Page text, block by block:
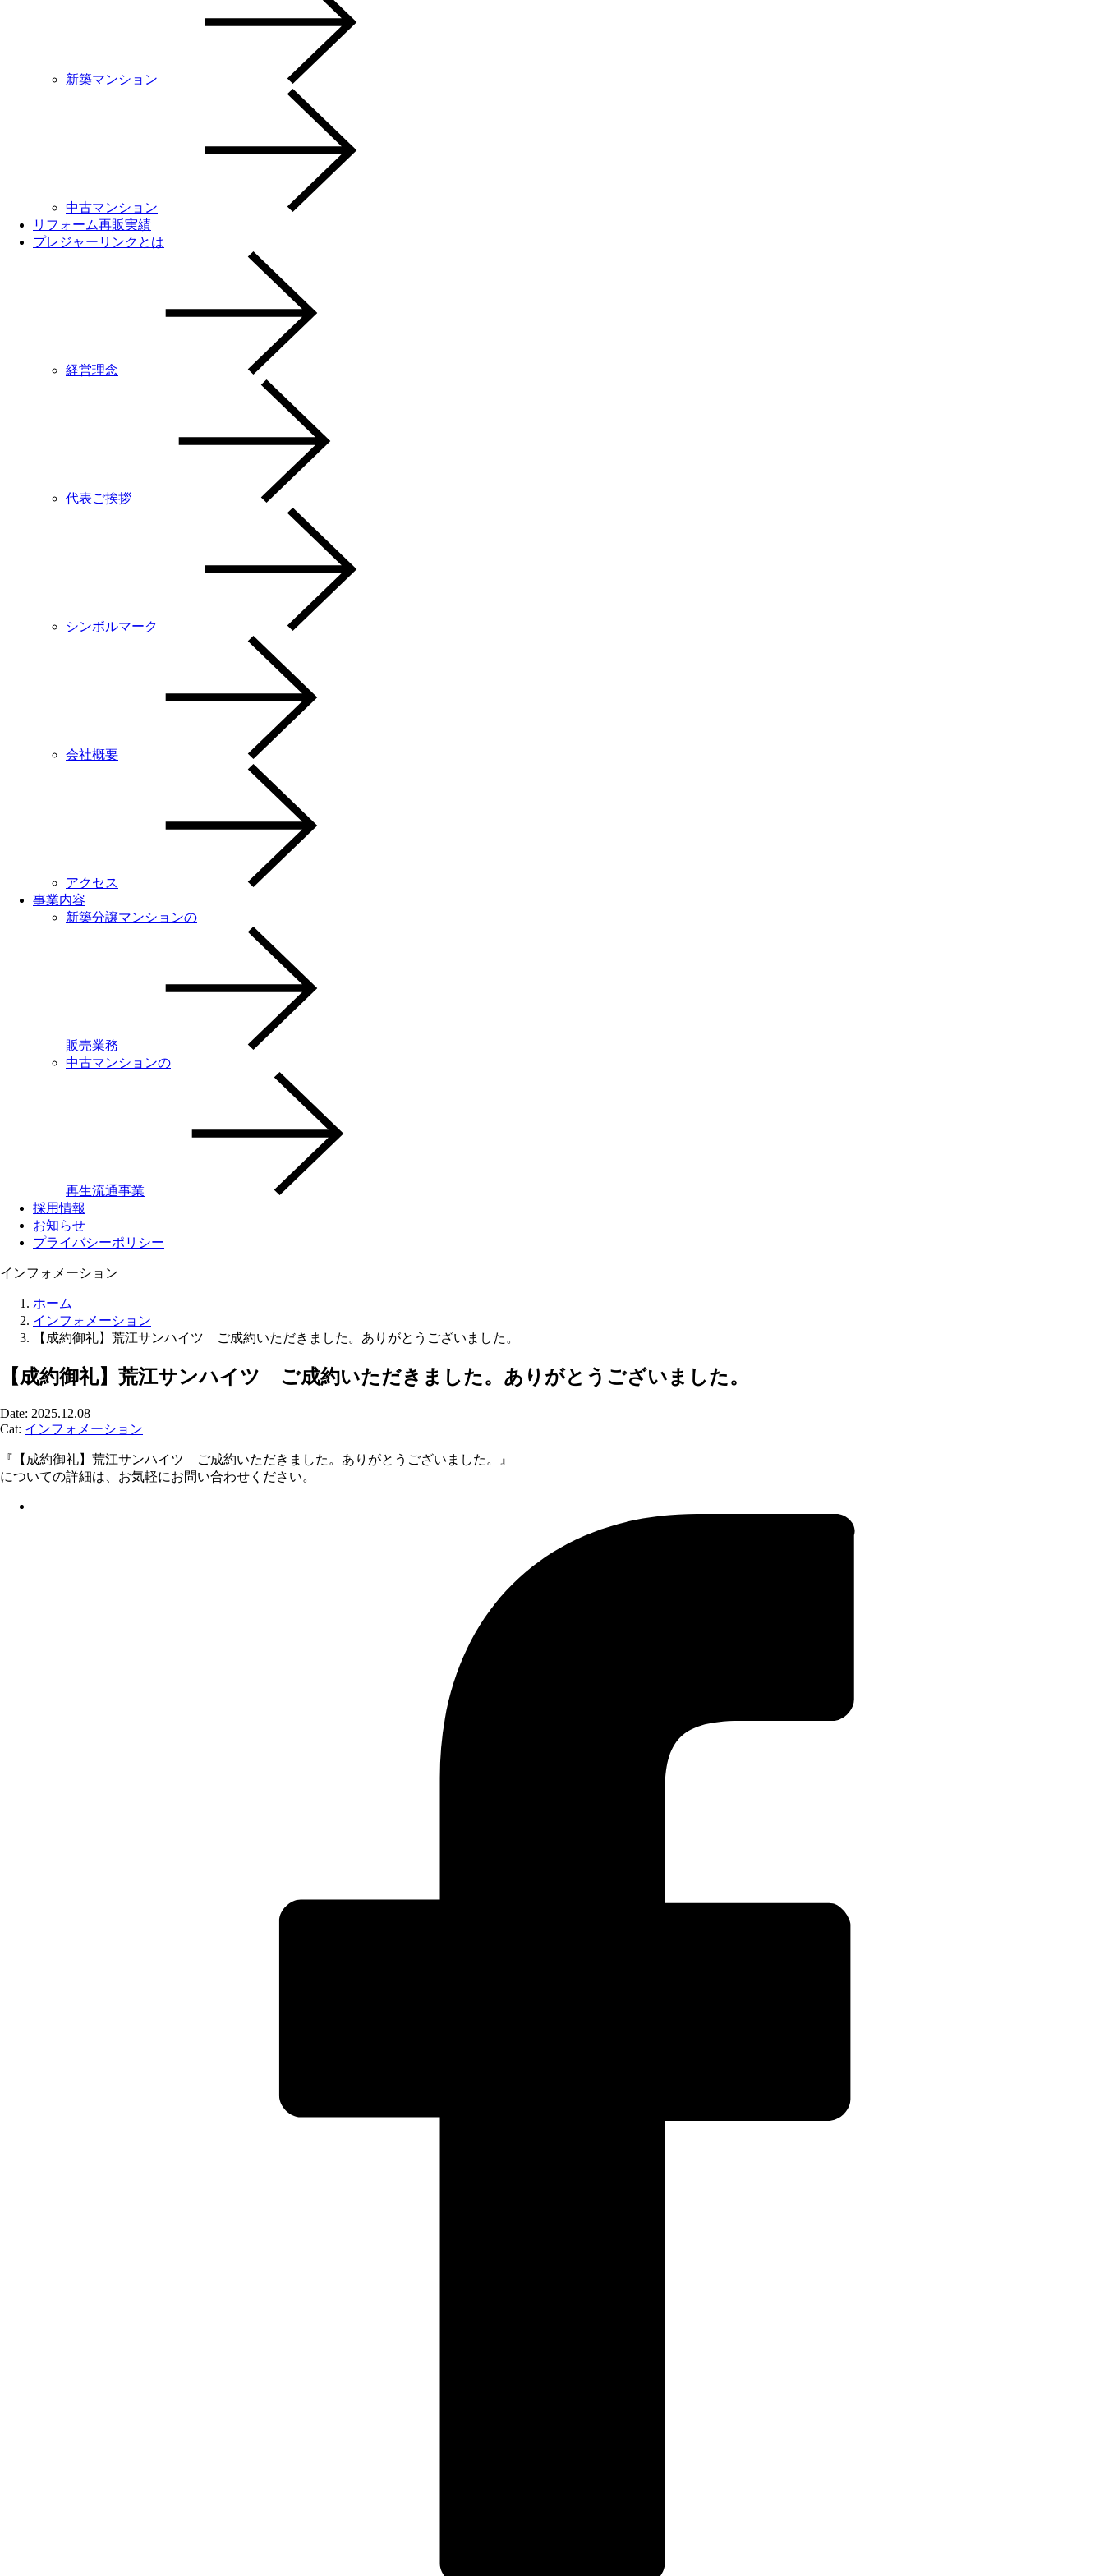
新築マンション
中古マンション
リフォーム再販実績
プレジャーリンクとは
経営理念
代表ご挨拶
シンボルマーク
会社概要
アクセス
事業内容
新築分譲マンションの
販売業務
中古マンションの
再生流通事業
採用情報
お知らせ
プライバシーポリシー
インフォメーション
ホーム
インフォメーション
【成約御礼】荒江サンハイツ ご成約いただきました。ありがとうございました。
【成約御礼】荒江サンハイツ ご成約いただきました。ありがとうございました。
Date: 2025.12.08
Cat: インフォメーション
『【成約御礼】荒江サンハイツ ご成約いただきました。ありがとうございました。』
についての詳細は、お気軽にお問い合わせください。